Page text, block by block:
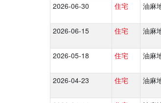
2026-06-30 住宅 油麻
2026-06-15 住宅 油麻
2026-05-18 住宅 油麻
2026-04-23 住宅 油麻